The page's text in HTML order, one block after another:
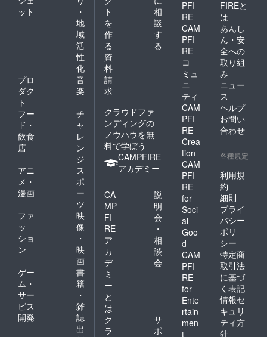
ット
・
地
域
活
性
化
プロ
ダク
ト
音
楽
フー
ド・
飲食
店
チ
ャ
レ
ン
ジ
アニ
メ・
漫画
ス
ポ
ー
ツ
ファ
ッ
ショ
ン
映
像
・
映
画
ゲー
ム・
サー
ビス
開発
書
籍
・
雑
誌
出
ト
を
作
る
相
談
す
る
資
料
請
求
クラウドファ
ンディングの
ノウハウを無
料で学ぼう
CAMPFIRE
アカデミー
CA
MP
FI
RE
ア
カ
デ
ミ
ー
と
は
説
明
会
・
相
談
会
ク
ラ
サ
ポ
PFI
RE
CAM
PFI
RE
コ
ミュ
ニ
ティ
CAM
PFI
RE
Crea
tion
CAM
PFI
RE
for
Soci
al
Goo
d
CAM
PFI
RE
for
Ente
rtain
men
t
FIREと
は
あんし
ん・安
全への
取り組
み
ニュー
ス
ヘルプ
お問い
合わせ
各種規定
利用規
約
細則
プライ
バシー
ポリ
シー
特定商
取引法
に基づ
く表記
情報セ
キュリ
ティ方
針